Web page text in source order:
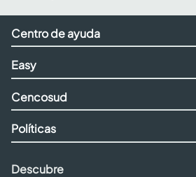
Centro de ayuda
Easy
Cencosud
Políticas
Descubre